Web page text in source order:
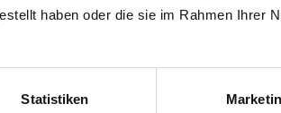
haben oder die sie im Rahmen Ihrer
Statistiken
Buttons stimmst Du unseren
Du kannst Dich jeder Zeit von unserem E-